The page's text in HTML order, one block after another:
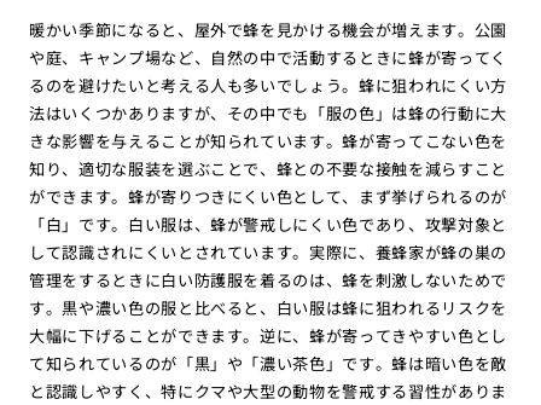
暖かい季節になると、屋外で蜂を見かける機会が増えます。公園
や庭、キャンプ場など、自然の中で活動するときに蜂が寄ってく
るのを避けたいと考える人も多いでしょう。蜂に狙われにくい方
法はいくつかありますが、その中でも「服の色」は蜂の行動に大
きな影響を与えることが知られています。蜂が寄ってこない色を
知り、適切な服装を選ぶことで、蜂との不要な接触を減らすこと
ができます。蜂が寄りつきにくい色として、まず挙げられるのが
「白」です。白い服は、蜂が警戒しにくい色であり、攻撃対象と
して認識されにくいとされています。実際に、養蜂家が蜂の巣の
管理をするときに白い防護服を着るのは、蜂を刺激しないためで
す。黒や濃い色の服と比べると、白い服は蜂に狙われるリスクを
大幅に下げることができます。逆に、蜂が寄ってきやすい色とし
て知られているのが「黒」や「濃い茶色」です。蜂は暗い色を敵
と認識しやすく、特にクマや大型の動物を警戒する習性がありま